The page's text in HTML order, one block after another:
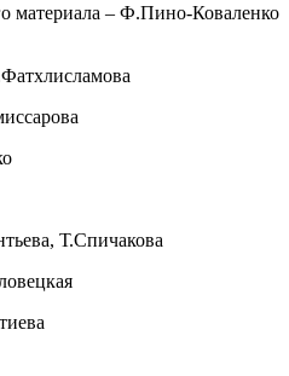
материала – Ф.Пино-Коваленко
Т.Спичакова